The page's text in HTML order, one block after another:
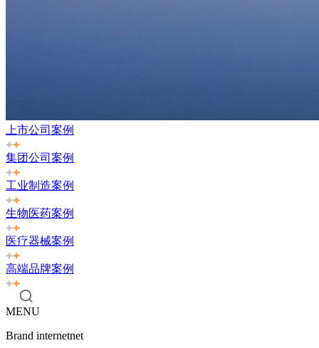
上市公司案例
集团公司案例
工业制造案例
生物医药案例
医疗器械案例
高端品牌案例
MENU
Brand internetnet